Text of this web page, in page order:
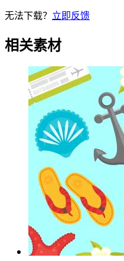
无法下载？ 立即反馈
相关素材